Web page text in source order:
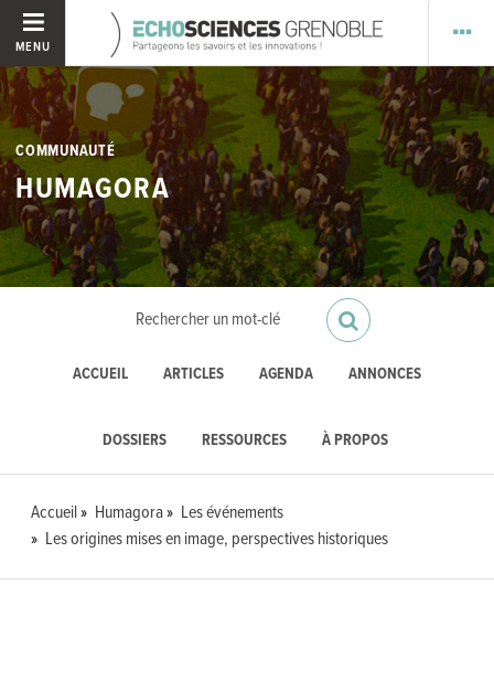
MENU
COMMUNAUTÉ
HUMAGORA
ACCUEIL ARTICLES AGENDA ANNONCES
DOSSIERS RESSOURCES À PROPOS
Accueil Humagora
Les événements
Les origines mises en image, perspectives historiques